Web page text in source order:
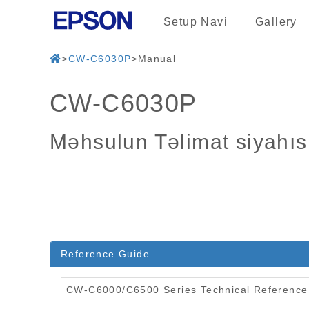
Setup Navi Gallery
CW-C6030P Manual
CW-C6030P
Məhsulun Təlimat